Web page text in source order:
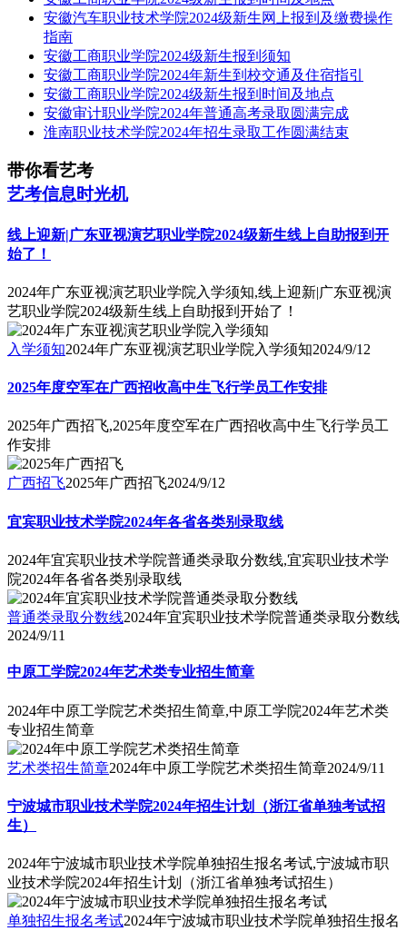
安徽汽车职业技术学院2024级新生网上报到及缴费操作
指南
安徽工商职业学院2024级新生报到须知
安徽工商职业学院2024年新生到校交通及住宿指引
安徽工商职业学院2024级新生报到时间及地点
安徽审计职业学院2024年普通高考录取圆满完成
淮南职业技术学院2024年招生录取工作圆满结束
带你看艺考
艺考信息时光机
线上迎新|广东亚视演艺职业学院2024级新生线上自助报到开
始了！
2024年广东亚视演艺职业学院入学须知,线上迎新|广东亚视演
艺职业学院2024级新生线上自助报到开始了！
入学须知2024年广东亚视演艺职业学院入学须知2024/9/12
2025年度空军在广西招收高中生飞行学员工作安排
2025年广西招飞,2025年度空军在广西招收高中生飞行学员工
作安排
广西招飞2025年广西招飞2024/9/12
宜宾职业技术学院2024年各省各类别录取线
2024年宜宾职业技术学院普通类录取分数线,宜宾职业技术学
院2024年各省各类别录取线
普通类录取分数线2024年宜宾职业技术学院普通类录取分数线
2024/9/11
中原工学院2024年艺术类专业招生简章
2024年中原工学院艺术类招生简章,中原工学院2024年艺术类
专业招生简章
艺术类招生简章2024年中原工学院艺术类招生简章2024/9/11
宁波城市职业技术学院2024年招生计划（浙江省单独考试招
生）
2024年宁波城市职业技术学院单独招生报名考试,宁波城市职
业技术学院2024年招生计划（浙江省单独考试招生）
单独招生报名考试2024年宁波城市职业技术学院单独招生报名